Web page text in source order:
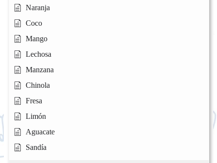
Naranja
Coco
Mango
Lechosa
Manzana
Chinola
Fresa
Limón
Aguacate
Sandía